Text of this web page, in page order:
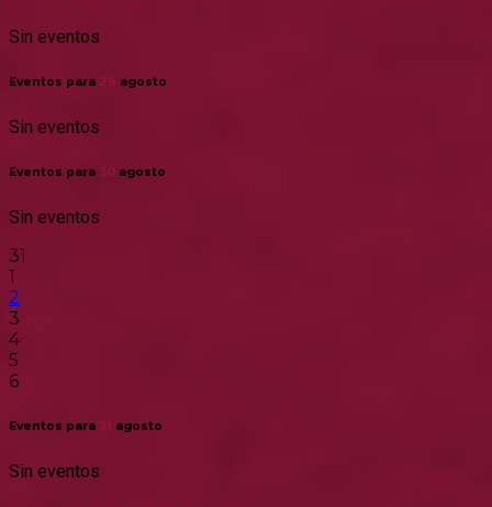
Sin eventos
Eventos para agosto
Sin eventos
Eventos para 30 agosto
Sin eventos
31
1
2
3
4
5
6
Eventos para agosto
Sin eventos